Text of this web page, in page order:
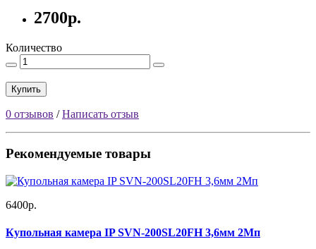
2700р.
Количество
Купить
0 отзывов /Написать отзыв
Рекомендуемые товары
6400р.
Купольная камера IP SVN-200SL20FH 3,6мм 2Мп